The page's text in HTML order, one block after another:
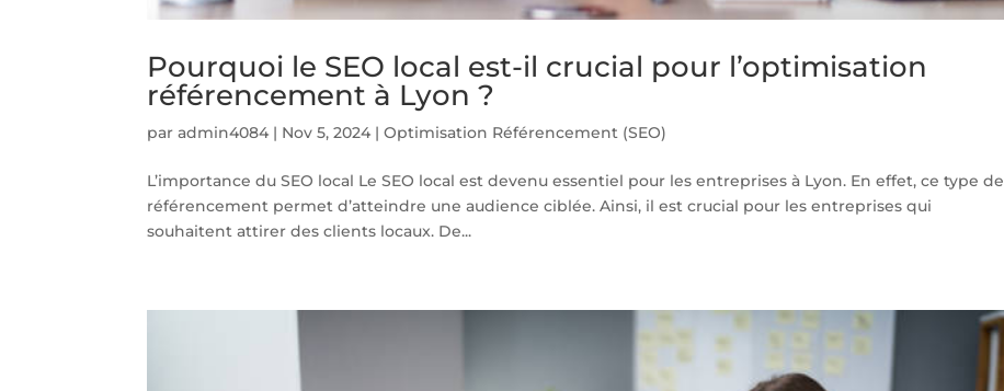
Pourquoi le SEO local est-il crucial pour l’optimisation
référencement à Lyon ?
paradmin4084 | Nov 5, 2024 |Optimisation Référencement (SEO)
L’importance du SEO local Le SEO local est devenu essentiel pour les entreprises à Lyon. En effet, ce type de
référencement permet d’atteindre une audience ciblée. Ainsi, il est crucial pour les entreprises qui
souhaitent attirer des clients locaux. De...